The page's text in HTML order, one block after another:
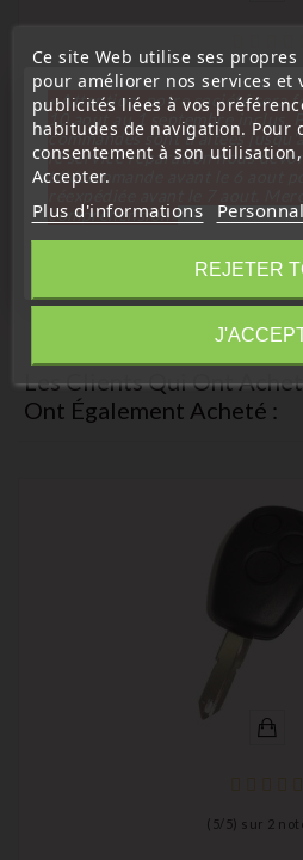
(4,5/5) sur 4
Étui, housse de protection de clés
Étui Housse De Protection De
VW Golf 4/5/6, Coccinelle, Polo,
Boutons
BleuVertroseJaunerouge +2
Les Clients Qui Ont
Ont Également Acheté :
( 5/ 5) sur 2
Ce site Web utilise ses
pour améliorer nos services et
publicités liées à vos
habitudes de navigation. Pour
consentement à son
Accepter.
Plus d'informations
REJETER
« Attention, notre société sera
10 aout au 1 septembre inclus.
commandes sont traitées
le service réparation nous
télécommande avant le 6 aout
compréhension»
Fermer